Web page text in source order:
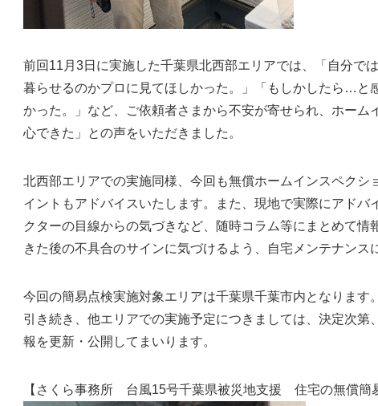
前回11月3日に実施した千葉県北西部エリアでは、「自分で
暮らせるのかプロに見てほしかった。」「もしかしたら…と
かった。」など、ご依頼者さまから不安が寄せられ、ホー
心できた」との声をいただきました。
北西部エリアでの実施同様、今回も無償ホームインスペク
イントもアドバイスいたします。また、現地で実際にアド
クターの目線からの気づきなど、随時コラム等にまとめて
きた後の不具合のサインに気づけるよう、自宅メンテナンス
今回の簡易点検実施対象エリアは千葉県千葉市内となります。
引き続き、他エリアでの実施予定につきましては、決定次
報を更新・公開してまいります。
【さくら事務所 台風15号千葉県被災地支援 住宅の無償簡
Japanese
English